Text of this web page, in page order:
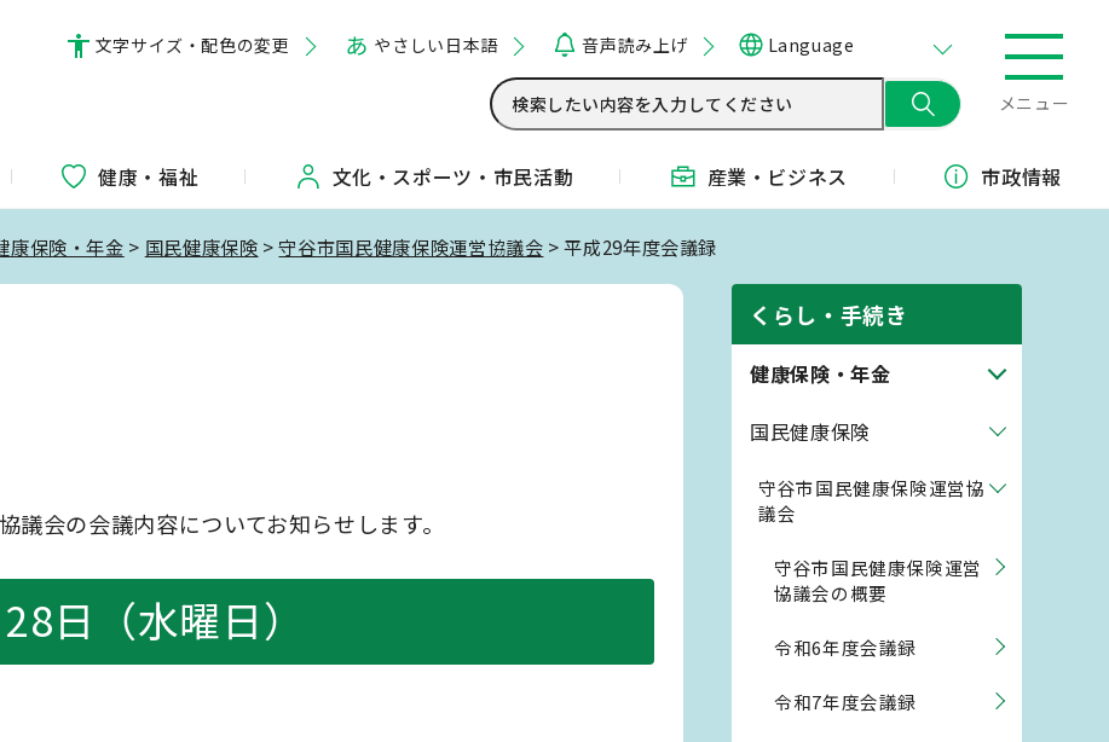
文字サイズ・配色の変更 やさしい日本語 音声読み上げ Language
メニュー
健康・福祉 文化・ スポーツ・ 市民活動 産業・ ビジネス 市政情報
康保険・年金 > 国民健康保険 >守谷市国民健康保険運営協議会 > 平成29年度会議録
会の会議内容についてお知らせします。
日（水曜日）
くらし・手続き
健康保険・年金
国民健康保険
守谷市国民健康保険運営協
議会
守谷市国民健康保険運営
協議会の概要
令和6年度会議録
令和7年度会議録